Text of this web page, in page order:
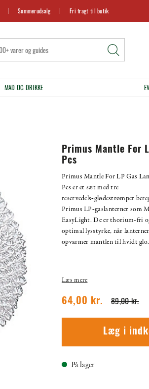
Sommerudsalg Fri fragt til butik
MAD OG DRIKKE
Primus Mantle For
Pcs
Primus Mantle For LP Gas
Pcs er et sæt med tre
reservedels‑glødestrømper
Primus LP‑gaslanterner som
EasyLight. De er thorium‑fri
optimal lysstyrke, når
opvarmer mantlen til hvidt glo.
Læs mere
89,00 kr.
64,00 kr.
Læg i
På lager